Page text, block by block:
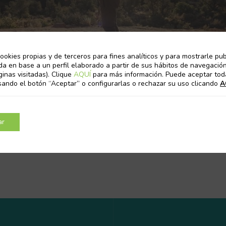
la energía que
propias y de terceros para fines analíticos y para mostrarle
en base a un perfil elaborado a partir de sus hábitos de
visitadas). Clique AQUÍ para más información. Puede aceptar
el botón “Aceptar” o configurarlas o rechazar su uso clicando